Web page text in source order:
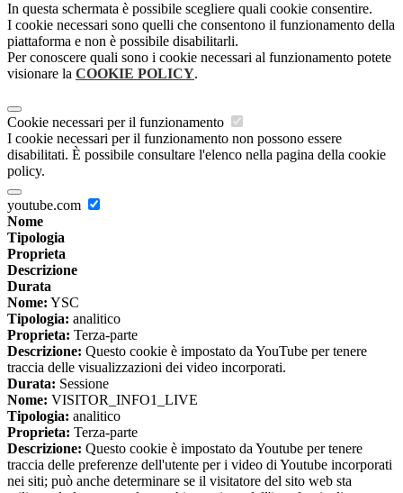
In questa schermata è possibile scegliere quali cookie consentire.
I cookie necessari sono quelli che consentono il funzionamento della
piattaforma e non è possibile disabilitarli.
Per conoscere quali sono i cookie necessari al funzionamento potete
visionare la COOKIE POLICY.
Cookie necessari per il funzionamento
I cookie necessari per il funzionamento non possono essere
disabilitati. È possibile consultare l'elenco nella pagina della cookie
policy.
youtube.com
Nome
Tipologia
Proprieta
Descrizione
Durata
Nome: YSC
Tipologia: analitico
Proprieta: Terza-parte
Descrizione: Questo cookie è impostato da YouTube per tenere
traccia delle visualizzazioni dei video incorporati.
Durata: Sessione
Nome: VISITOR_INFO1_LIVE
Tipologia: analitico
Proprieta: Terza-parte
Descrizione: Questo cookie è impostato da Youtube per tenere
traccia delle preferenze dell'utente per i video di Youtube incorporati
nei siti; può anche determinare se il visitatore del sito web sta